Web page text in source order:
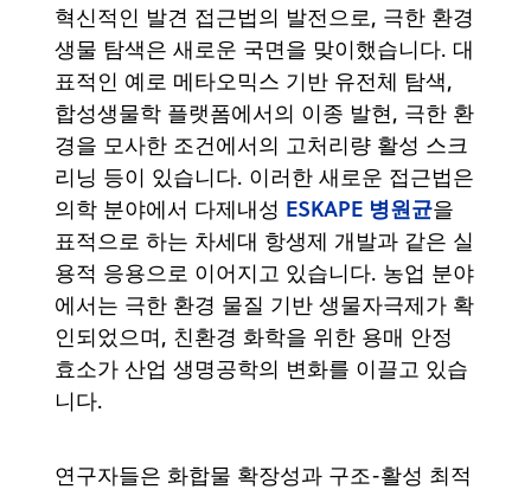
혁신적인 발견 접근법의 발전으로, 극한 환경
생물 탐색은 새로운 국면을 맞이했습니다. 대
표적인 예로 메타오믹스 기반 유전체 탐색,
합성생물학 플랫폼에서의 이종 발현, 극한 환
경을 모사한 조건에서의 고처리량 활성 스크
리닝 등이 있습니다. 이러한 새로운 접근법은
의학 분야에서 다제내성 ESKAPE 병원균을
표적으로 하는 차세대 항생제 개발과 같은 실
용적 응용으로 이어지고 있습니다. 농업 분야
에서는 극한 환경 물질 기반 생물자극제가 확
인되었으며, 친환경 화학을 위한 용매 안정
효소가 산업 생명공학의 변화를 이끌고 있습
니다.
연구자들은 화합물 확장성과 구조-활성 최적